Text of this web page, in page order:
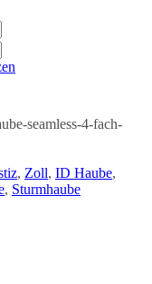
ZOLL, JUSTIZ
seamless-4-fach-
, Zoll, ID Haube,
, Sturmhaube